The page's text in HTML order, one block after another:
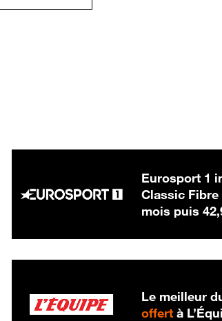
Eurosport 1
Classic
mois puis
Le meilleur
offert à